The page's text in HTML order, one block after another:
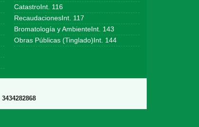
CatastroInt. 116
RecaudacionesInt. 117
Bromatología y AmbienteInt. 143
Obras Públicas (Tinglado)Int. 144
3434282868